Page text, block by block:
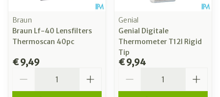
Braun
Braun Lf-40 Lensfilters
Thermoscan 40pc
€ 9,49
Genial
Genial Digitale
Thermometer T12l Rigid
Tip
€ 9,94